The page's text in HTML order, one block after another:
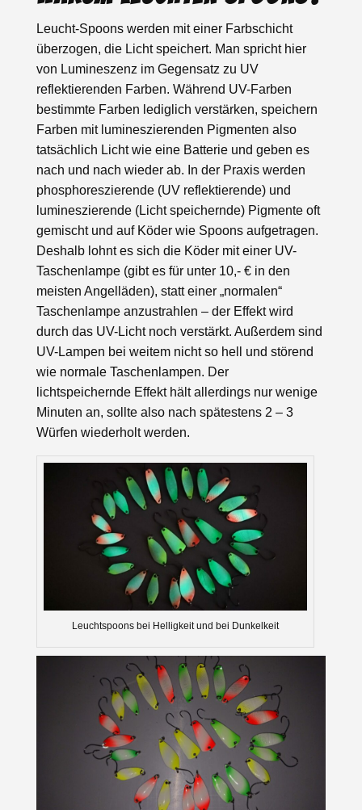
Leucht-Spoons werden mit einer Farbschicht
überzogen, die Licht speichert. Man spricht hier
von Lumineszenz im Gegensatz zu UV
reflektierenden Farben. Während UV-Farben
bestimmte Farben lediglich verstärken, speichern
Farben mit lumineszierenden Pigmenten also
tatsächlich Licht wie eine Batterie und geben es
nach und nach wieder ab. In der Praxis werden
phosphoreszierende (UV reflektierende) und
lumineszierende (Licht speichernde) Pigmente oft
gemischt und auf Köder wie Spoons aufgetragen.
Deshalb lohnt es sich die Köder mit einer UV-
Taschenlampe (gibt es für unter 10,- € in den
meisten Angelläden), statt einer „normalen“
Taschenlampe anzustrahlen – der Effekt wird
durch das UV-Licht noch verstärkt. Außerdem sind
UV-Lampen bei weitem nicht so hell und störend
wie normale Taschenlampen. Der
lichtspeichernde Effekt hält allerdings nur wenige
Minuten an, sollte also nach spätestens 2 – 3
Würfen wiederholt werden.
Leuchtspoons bei Helligkeit und bei Dunkelkeit